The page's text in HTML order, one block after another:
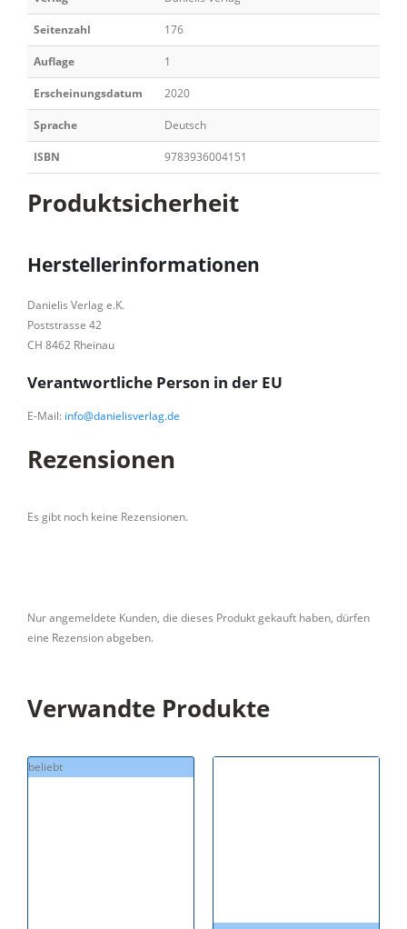
Seitenzahl 176
Auflage 1
Erscheinungsdatum 2020
Sprache Deutsch
ISBN 9783936004151
Produktsicherheit
Herstellerinformationen
Danielis Verlag e.K.
Poststrasse 42
CH 8462 Rheinau
Verantwortliche Person in der EU
E-Mail: info@danielisverlag.de
Rezensionen
Es gibt noch keine Rezensionen.
Nur angemeldete Kunden, die dieses Produkt gekauft haben, dürfen
eine Rezension abgeben.
Verwandte Produkte
beliebt